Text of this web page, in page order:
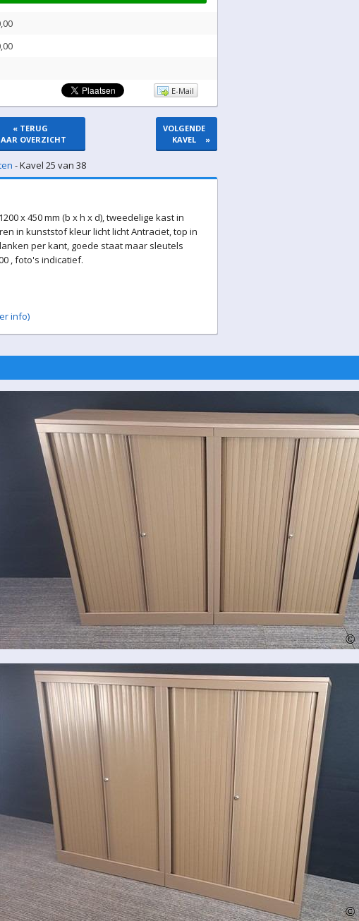
E-Mail
« TERUG
OVERZICHT
VOLGENDE
KAVEL
»
- Kavel 25 van 38
x 450 mm (b x h x d), tweedelige kast in
in kunststof kleur licht licht Antraciet, top in
per kant, goede staat maar sleutels
, foto's indicatief.
info)